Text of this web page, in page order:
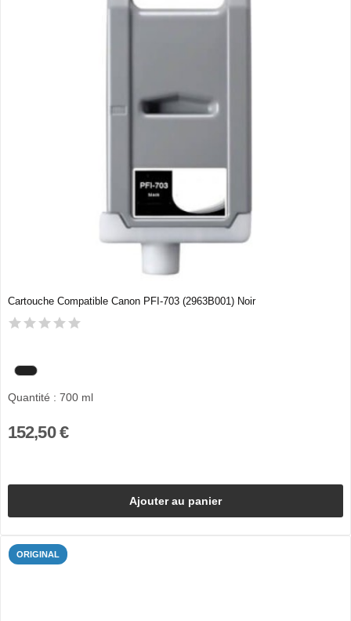
Cartouche Compatible Canon PFI-703 (2963B001) Noir
Quantité : 700 ml
152,50 €
Ajouter au panier
ORIGINAL